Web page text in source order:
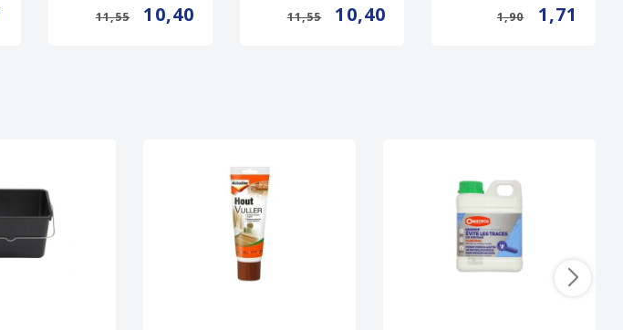
11,55 10,40 11,55 10,40 1,90 1,71